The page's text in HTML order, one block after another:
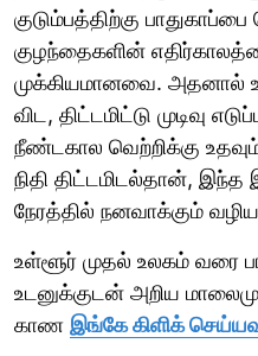
குடும்பத்திற்கு
குழந்தைகளின்
முக்கியமானவை. அதனால்
விட, திட்டமிட்டு முடிவு
நீண்டகால வெற்றிக்கு
நிதி திட்டமிடல்தான்,
நேரத்தில் நனவாக்கும்
உள்ளூர் முதல் உலகம் வரை
உடனுக்குடன் அறிய
காண இங்கே கிளிக்